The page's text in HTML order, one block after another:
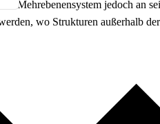
Mehrebenensystem jedoch an
wo Strukturen außerhalb